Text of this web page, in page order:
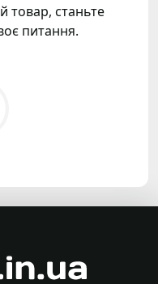
товар, станьте
питання.